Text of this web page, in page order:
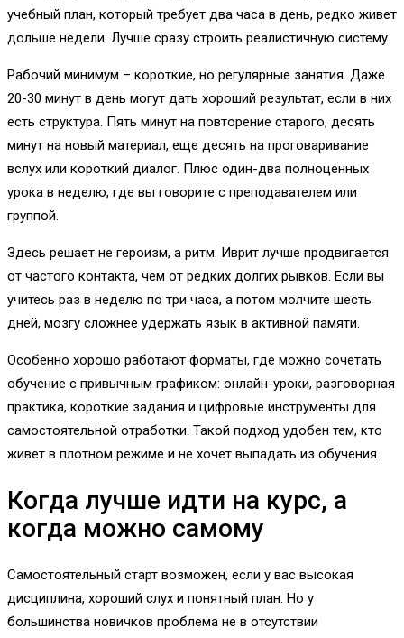
учебный план, который требует два часа в день, редко живет
дольше недели. Лучше сразу строить реалистичную систему.
Рабочий минимум – короткие, но регулярные занятия. Даже
20-30 минут в день могут дать хороший результат, если в них
есть структура. Пять минут на повторение старого, десять
минут на новый материал, еще десять на проговаривание
вслух или короткий диалог. Плюс один-два полноценных
урока в неделю, где вы говорите с преподавателем или
группой.
Здесь решает не героизм, а ритм. Иврит лучше продвигается
от частого контакта, чем от редких долгих рывков. Если вы
учитесь раз в неделю по три часа, а потом молчите шесть
дней, мозгу сложнее удержать язык в активной памяти.
Особенно хорошо работают форматы, где можно сочетать
обучение с привычным графиком: онлайн-уроки, разговорная
практика, короткие задания и цифровые инструменты для
самостоятельной отработки. Такой подход удобен тем, кто
живет в плотном режиме и не хочет выпадать из обучения.
Когда лучше идти на курс, а
когда можно самому
Самостоятельный старт возможен, если у вас высокая
дисциплина, хороший слух и понятный план. Но у
большинства новичков проблема не в отсутствии